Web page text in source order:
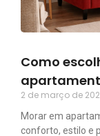
Como
2 de março de
Morar em
conforto, estilo e